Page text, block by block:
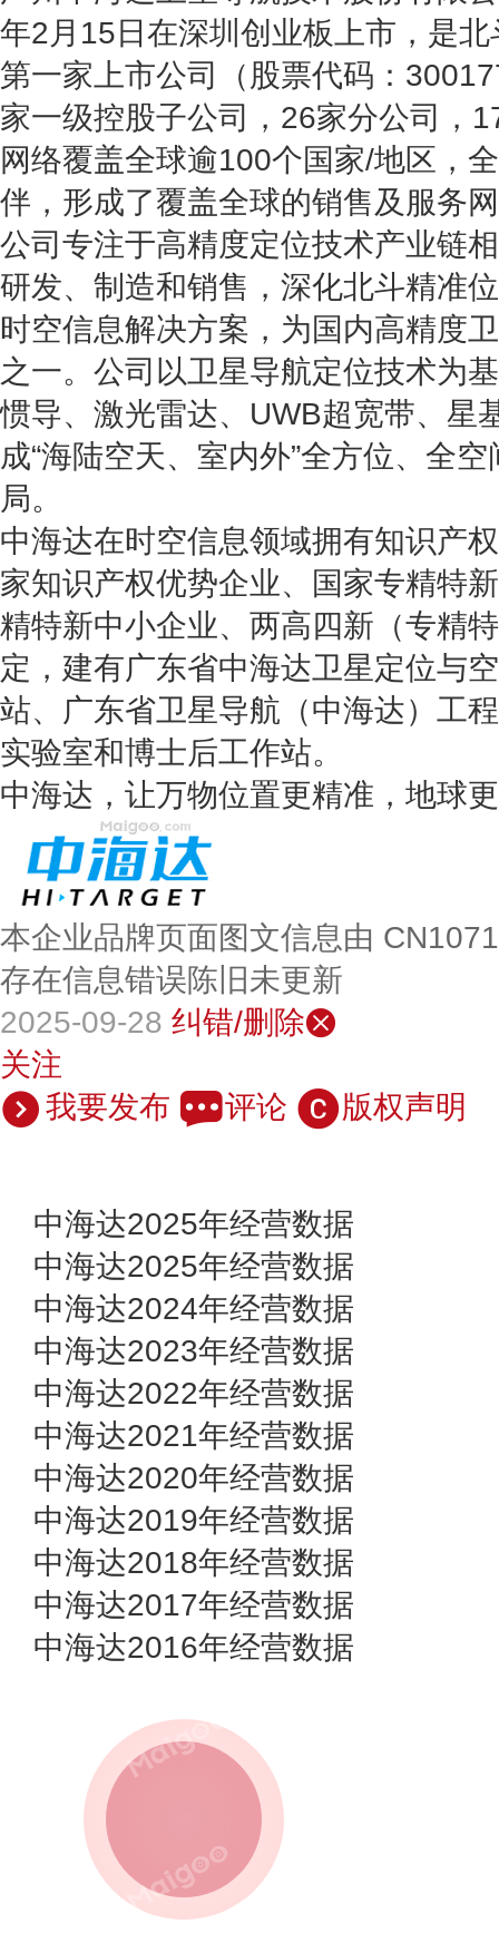
年2月15日在深圳创业板上市，是
第一家上市公司（股票代码：
家一级控股子公司，26家分公司，
网络覆盖全球逾100个国家/地区，
伴，形成了覆盖全球的销售及服务
公司专注于高精度定位技术产业链
研发、制造和销售，深化北斗精准
时空信息解决方案，为国内高精度
之一。公司以卫星导航定位技术为
惯导、激光雷达、UWB超宽带、星
成“海陆空天、室内外”全方位、全
局。
中海达在时空信息领域拥有知识产
家知识产权优势企业、国家专精特
精特新中小企业、两高四新（专精
定，建有广东省中海达卫星定位与
站、广东省卫星导航（中海达）工
实验室和博士后工作站。
中海达，让万物位置更精准，地球
本企业品牌页面图文信息由
存在信息错误陈旧未更新
2025-09-28 纠错/删除
关注
我要发布
评论 版权声明
中海达2025年经营数据
中海达2025年经营数据
中海达2024年经营数据
中海达2023年经营数据
中海达2022年经营数据
中海达2021年经营数据
中海达2020年经营数据
中海达2019年经营数据
中海达2018年经营数据
中海达2017年经营数据
中海达2016年经营数据